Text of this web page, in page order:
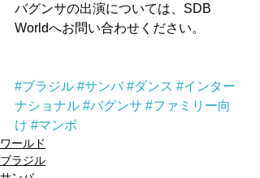
バグンサの出演については、SDB
Worldへお問い合わせください。
#ブラジル #サンバ #ダンス #インター
ナショナル #バグンサ #ファミリー向
け #マンボ
ワールド
ブラジル